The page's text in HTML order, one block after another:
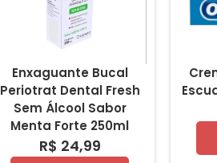
Enxaguante Bucal
Periotrat Dental Fresh
Sem Álcool Sabor
Menta Forte 250ml
R$ 24,99